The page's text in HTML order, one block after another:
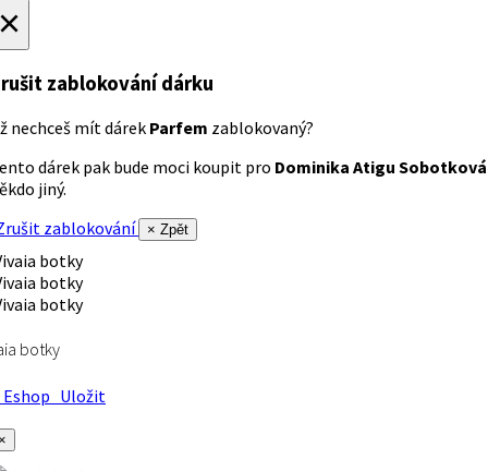
zablokování dárku
nechceš mít dárek Parfem zablokovaný?
dárek pak bude moci koupit pro Dominika Atigu Sobotková
jiný.
zablokování
× Zpět
botky
Uložit